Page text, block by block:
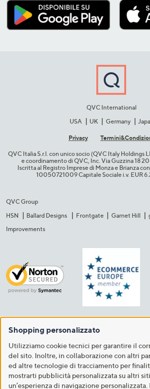
QVC International
USA
UK Germany
Privacy
QVC Italia S.r.l. con unico socio (QVC Italy Holdings
e coordinamento di QVC, Inc. Via Guzzina 18
Iscritta al Registro Imprese di Monza e Brianza
10050721009 Capitale Sociale i.v. EUR
QVC Group
HSN
Ballard Designs Frontgate Garnet Hill
Improvements
Shopping personalizzato
Utilizziamo cookie tecnici per garantire il
del sito. Inoltre, in collaborazione con altri
ed altre tecnologie di tracciamento per
mostrarti pubblicità personalizzata su altri
un’esperienza di navigazione